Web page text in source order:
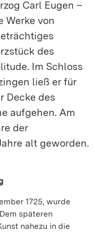
Carl Eugen –
Werke von
des
Im Schloss
ließ er für
Decke des
aufgehen. Am
der
alt geworden.
1725, wurde
späteren
nahezu in die